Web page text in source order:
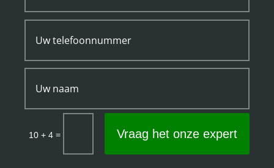
10 + 4 = Vraag het onze expert